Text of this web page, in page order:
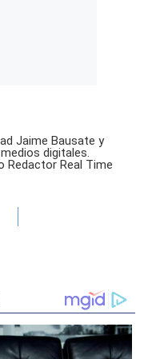
Jaime Bausate y
digitales.
Redactor Real Time